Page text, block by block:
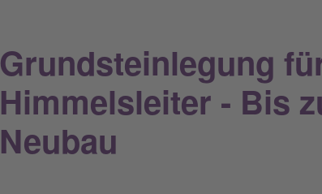
Grundsteinlegung
Himmelsleiter - Bis
Neubau